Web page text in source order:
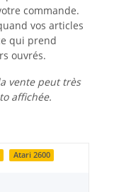
commande.
vos articles
qui prend
ouvrés.
vente peut très
affichée.
Atari 2600